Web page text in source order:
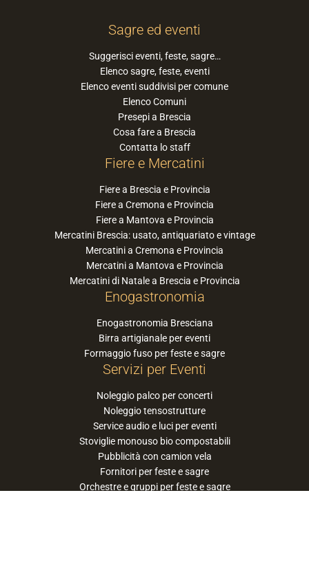
Sagre ed eventi
Suggerisci eventi, feste, sagre…
Elenco sagre, feste, eventi
Elenco eventi suddivisi per comune
Elenco Comuni
Presepi a Brescia
Cosa fare a Brescia
Contatta lo staff
Fiere e Mercatini
Fiere a Brescia e Provincia
Fiere a Cremona e Provincia
Fiere a Mantova e Provincia
Mercatini Brescia: usato, antiquariato e vintage
Mercatini a Cremona e Provincia
Mercatini a Mantova e Provincia
Mercatini di Natale a Brescia e Provincia
Enogastronomia
Enogastronomia Bresciana
Birra artigianale per eventi
Formaggio fuso per feste e sagre
Servizi per Eventi
Noleggio palco per concerti
Noleggio tensostrutture
Service audio e luci per eventi
Stoviglie monouso bio compostabili
Pubblicità con camion vela
Fornitori per feste e sagre
Orchestre e gruppi per feste e sagre